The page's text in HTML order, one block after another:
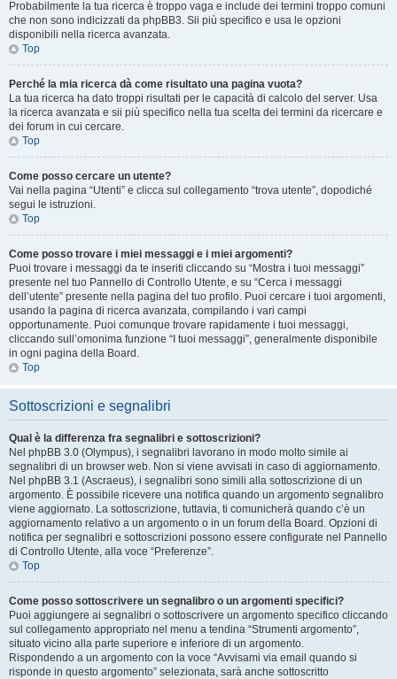
Probabilmente la tua ricerca è troppo vaga e include dei termini troppo comuni
che non sono indicizzati da phpBB3. Sii più specifico e usa le opzioni
disponibili nella ricerca avanzata.
Top
Perché la mia ricerca dà come risultato una pagina vuota?
La tua ricerca ha dato troppi risultati per le capacità di calcolo del server. Usa
la ricerca avanzata e sii più specifico nella tua scelta dei termini da ricercare e
dei forum in cui cercare.
Top
Come posso cercare un utente?
Vai nella pagina “Utenti” e clicca sul collegamento “trova utente”, dopodiché
segui le istruzioni.
Top
Come posso trovare i miei messaggi e i miei argomenti?
Puoi trovare i messaggi da te inseriti cliccando su “Mostra i tuoi messaggi”
presente nel tuo Pannello di Controllo Utente, e su “Cerca i messaggi
dell’utente” presente nella pagina del tuo profilo. Puoi cercare i tuoi argomenti,
usando la pagina di ricerca avanzata, compilando i vari campi
opportunamente. Puoi comunque trovare rapidamente i tuoi messaggi,
cliccando sull’omonima funzione “I tuoi messaggi”, generalmente disponibile
in ogni pagina della Board.
Top
Sottoscrizioni e segnalibri
Qual è la differenza fra segnalibri e sottoscrizioni?
Nel phpBB 3.0 (Olympus), i segnalibri lavorano in modo molto simile ai
segnalibri di un browser web. Non si viene avvisati in caso di aggiornamento.
Nel phpBB 3.1 (Ascraeus), i segnalibri sono simili alla sottoscrizione di un
argomento. È possibile ricevere una notifica quando un argomento segnalibro
viene aggiornato. La sottoscrizione, tuttavia, ti comunicherà quando c’è un
aggiornamento relativo a un argomento o in un forum della Board. Opzioni di
notifica per segnalibri e sottoscrizioni possono essere configurate nel Pannello
di Controllo Utente, alla voce “Preferenze”.
Top
Come posso sottoscrivere un segnalibro o un argomenti specifici?
Puoi aggiungere ai segnalibri o sottoscrivere un argomento specifico cliccando
sul collegamento appropriato nel menu a tendina “Strumenti argomento”,
situato vicino alla parte superiore e inferiore di un argomento.
Rispondendo a un argomento con la voce “Avvisami via email quando si
risponde in questo argomento” selezionata, sarà anche sottoscritto